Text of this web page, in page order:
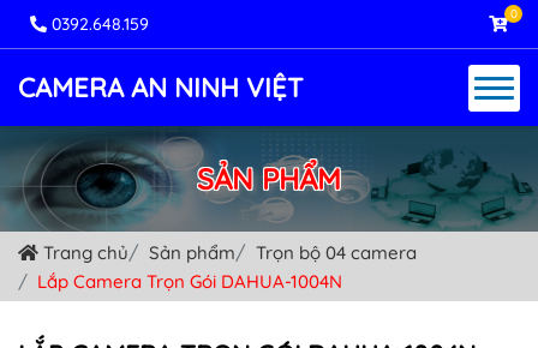
0392.648.159 0
CAMERA AN NINH VIỆT
SẢN PHẨM
Trang chủ Sản phẩm
Trọn bộ 04 camera
Lắp Camera Trọn Gói DAHUA-1004N